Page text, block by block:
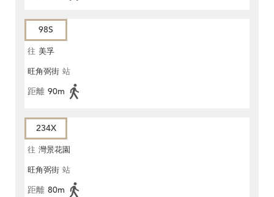
98S
往 美孚
旺角弼街 站
距離 90m
234X
往 灣景花園
旺角弼街 站
距離 80m